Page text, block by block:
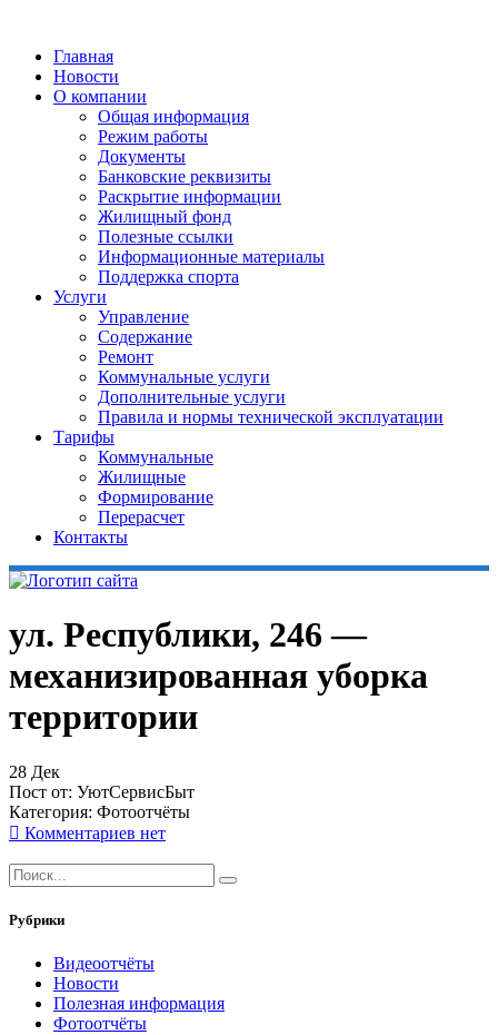
Главная
Новости
О компании
Общая информация
Режим работы
Документы
Банковские реквизиты
Раскрытие информации
Жилищный фонд
Полезные ссылки
Информационные материалы
Поддержка спорта
Услуги
Управление
Содержание
Ремонт
Коммунальные услуги
Дополнительные услуги
Правила и нормы технической эксплуатации
Тарифы
Коммунальные
Жилищные
Формирование
Перерасчет
Контакты
ул. Республики, 246 —
механизированная уборка
территории
28 Дек
Пост от: УютСервисБыт
Категория: Фотоотчёты
Комментариев нет
Рубрики
Видеоотчёты
Новости
Полезная информация
Фотоотчёты